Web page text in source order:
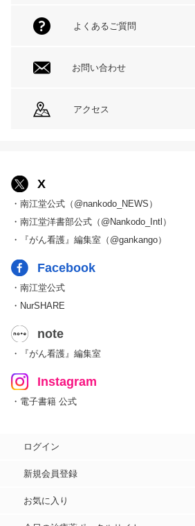
よくあるご質問
お問い合わせ
アクセス
X
・南江堂公式（@nankodo_NEWS）
・南江堂洋書部公式（@Nankodo_Intl）
・『がん看護』編集室（@gankango）
Facebook
・南江堂公式
・NurSHARE
note
・『がん看護』編集室
Instagram
・電子書籍 公式
ログイン
新規会員登録
お気に入り